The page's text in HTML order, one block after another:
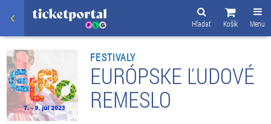
Menu
Košík
Hľadať
FESTIVALY
EURÓPSKE ĽUDOVÉ
REMESLO